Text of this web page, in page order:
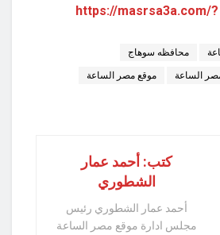
https://masrsa3a.com/?
محافظه سوهاج
الساعة موقع مصر الساعة
كتب: أحمد عمار
الشطوري
أحمد عمار الشطوري رئيس
مجلس ادارة موقع مصر الساعة